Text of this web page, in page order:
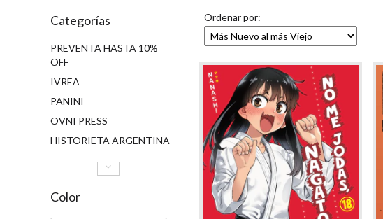
Categorías
PREVENTA HASTA 10%
OFF
IVREA
PANINI
OVNI PRESS
HISTORIETA ARGENTINA
Color
Ordenar por: